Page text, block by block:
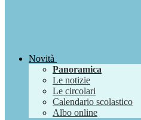
Novità
Panoramica
Le notizie
Le circolari
Calendario scolastico
Albo online